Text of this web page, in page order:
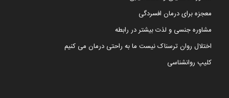
معجزه برای درمان افسردگی
مشاوره جنسی و لذت بیشتر در رابطه
اختلال روان ترسناک نیست ما به راحتی درمان می کنیم
کلیپ روانشناسی